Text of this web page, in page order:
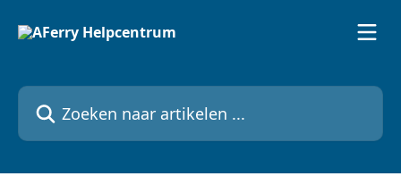
Zoeken naar artikelen ...